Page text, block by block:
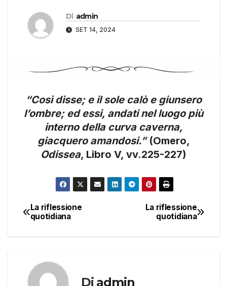
Di admin
SET 14, 2024
“Così disse; e il sole calò e giunsero
l’ombre; ed essi, andati nel luogo più
interno della curva caverna,
giacquero amandosi.”(Omero,
Odissea, Libro V, vv.225-227)
Navigazione
La riflessione
quotidiana
La riflessione
quotidiana
Di admin